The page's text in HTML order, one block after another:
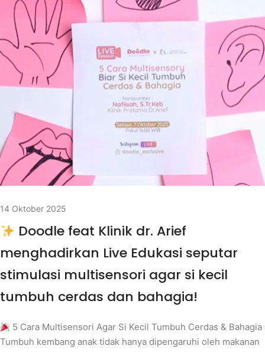
14 Oktober 2025
Doodle feat Klinik dr. Arief
menghadirkan Live Edukasi seputar
stimulasi multisensori agar si kecil
tumbuh cerdas dan bahagia!
5 Cara Multisensori Agar Si Kecil Tumbuh Cerdas & Bahagia
Tumbuh kembang anak tidak hanya dipengaruhi oleh makanan